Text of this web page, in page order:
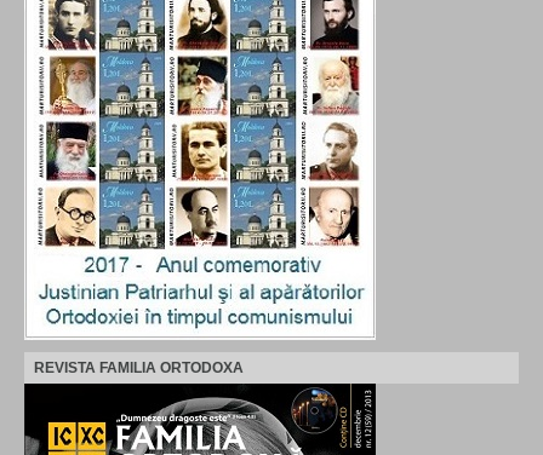
REVISTA FAMILIA ORTODOXA